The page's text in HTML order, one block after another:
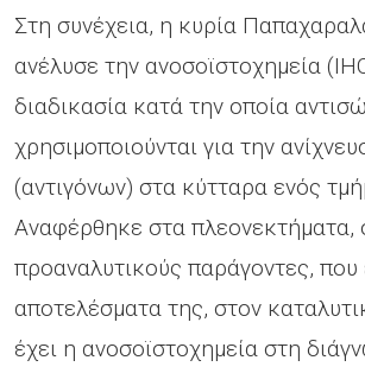
Στη συνέχεια, η κυρία
ανέλυσε την ανοσοϊστοχημεία
διαδικασία κατά την οποία
χρησιμοποιούνται για την
(αντιγόνων) στα κύτταρα ενός
Αναφέρθηκε στα πλεονεκτήματα,
προαναλυτικούς παράγοντες,
αποτελέσματα της, στον
έχει η ανοσοϊστοχημεία στη